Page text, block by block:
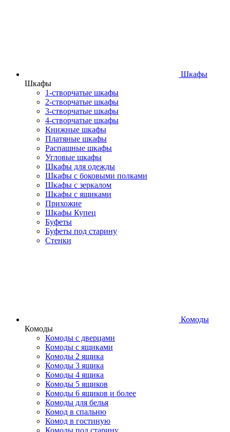
Шкафы
Шкафы
1-створчатые шкафы
2-створчатые шкафы
3-створчатые шкафы
4-створчатые шкафы
Книжные шкафы
Платяные шкафы
Распашные шкафы
Угловые шкафы
Шкафы для одежды
Шкафы с боковыми полками
Шкафы с зеркалом
Шкафы с ящиками
Прихожие
Шкафы Купец
Буфеты
Буфеты под старину
Стенки
Комоды
Комоды
Комоды с дверцами
Комоды с ящиками
Комоды 2 ящика
Комоды 3 ящика
Комоды 4 ящика
Комоды 5 ящиков
Комоды 6 ящиков и более
Комоды для белья
Комод в спальню
Комод в гостиную
Комоды под старину